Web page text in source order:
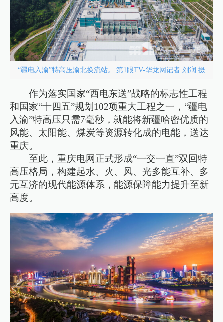
“疆电入渝”特高压渝北换流站。 第1眼TV-华龙网记者 刘润 摄
作为落实国家“西电东送”战略的标志性工程
和国家“十四五”规划102项重大工程之一，“疆电
入渝”特高压只需7毫秒，就能将新疆哈密优质的
风能、太阳能、煤炭等资源转化成的电能，送达
重庆。
至此，重庆电网正式形成“一交一直”双回特
高压格局，构建起水、火、风、光多能互补、多
元互济的现代能源体系，能源保障能力提升至新
高度。